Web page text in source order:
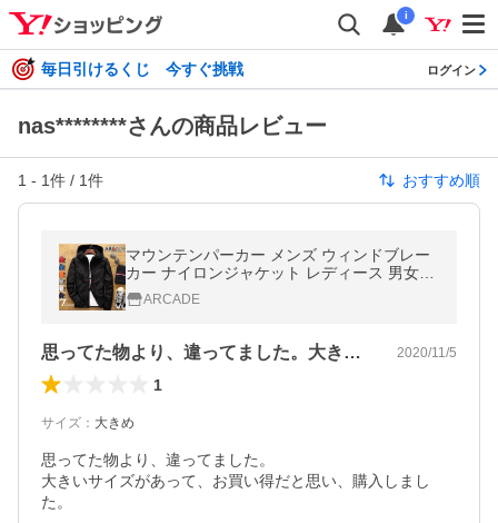
i
毎日引けるくじ 今すぐ挑戦 ログイン
nas********さんの商品レビュー
1 - 1件 / 1件 おすすめ順
マウンテンパーカー メンズ ウィンドブレー
カー ナイロンジャケット レディース 男女兼
用 小さいサイズ 大きいサイズ XS S M L XL
XXL 3XL 4XL 5XL 6XL/爆買
ARCADE
思ってた物より、違ってました。大きいサ… 2020/11/5
1
サイズ ： 大きめ
思ってた物より、違ってました。
大きいサイズがあって、お買い得だと思い、購入しまし
た。